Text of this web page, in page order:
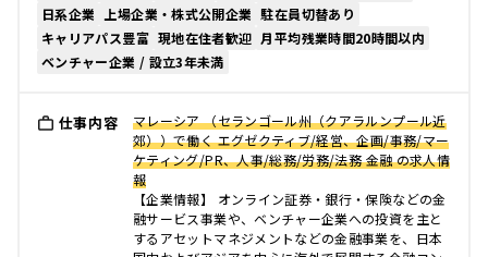
日系企業
上場企業・株式公開企業 駐在員切替あり
キャリアパス豊富 現地在住者歓迎 月平均残業時間20時間以内
ベンチャー企業 / 設立3年未満
仕事内容
マレーシア （セランゴール州（クアラルンプール近
郊））で働く エグゼクティブ/経営、企画/事務/マー
ケティング/PR、人事/総務/労務/法務 金融 の求人情
報
【企業情報】 オンライン証券・銀行・保険などの金
融サービス事業や、ベンチャー企業への投資を主と
するアセットマネジメントなどの金融事業を、日本